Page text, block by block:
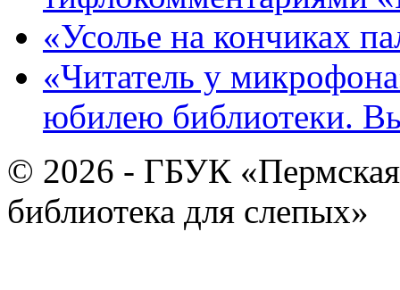
«Усолье на кончиках
«Читатель у
юбилею библиотеки.
© 2026 - ГБУК «Пермская
библиотека для слепых»